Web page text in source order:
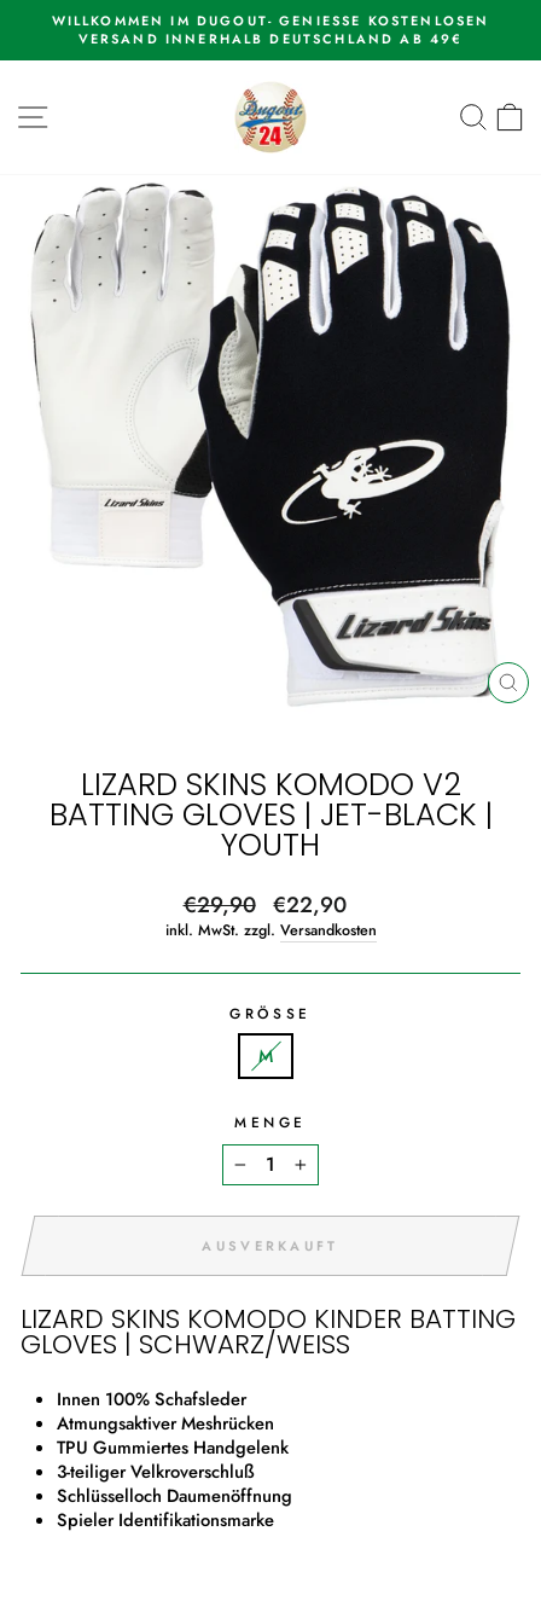
Inhalt
Pause
WILLKOMMEN IM DUGOUT- GENIESSE KOSTENLOSEN
VERSAND INNERHALB DEUTSCHLAND AB 49€
LIZARD SKINS KOMODO V2
BATTING GLOVES | JET-BLACK |
YOUTH
Normaler
Preis
€29,90 Sonderpreis
€22,90
inkl. MwSt. zzgl. Versandkosten
GRÖSSE
M
MENGE
− +
AUSVERKAUFT
LIZARD SKINS KOMODO KINDER BATTING
GLOVES | SCHWARZ/WEISS
Innen 100% Schafsleder
Atmungsaktiver Meshrücken
TPU Gummiertes Handgelenk
3-teiliger Velkroverschluß
Schlüsselloch Daumenöffnung
Spieler Identifikationsmarke